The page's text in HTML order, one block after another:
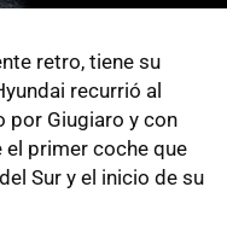
retro, tiene su
recurrió al
por Giugiaro y con
el primer coche que
Sur y el inicio de su